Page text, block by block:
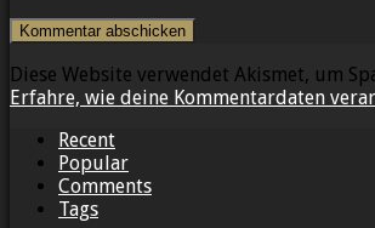
Diese Website verwendet Akismet, um
Erfahre, wie deine Kommentardaten
Recent
Popular
Comments
Tags